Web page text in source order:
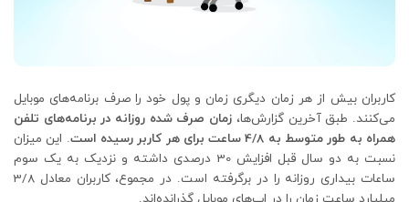
کاربران بیش از هر زمان دیگری زمان و پول خود را صرف برنامه‌های موبایل
می‌کنند. طبق آخرین گزارش‌ها، زمان صرف شده روزانه در برنامه‌های تلفن
همراه به طور متوسط به 4/8 ساعت برای هر کاربر رسیده است
. این میزان
نسبت به دو سال قبل افزایش 30 درصدی داشته و نزدیک به یک سوم
ساعات بیداری روزانه را در برگرفته است. در مجموع، کاربران معادل 3/8
میلیارد ساعت زمان را در اپ‌های موبایل گذرانده‌اند.